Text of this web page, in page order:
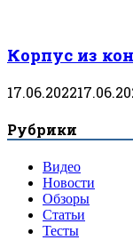
Корпус из
17.06.2022
Рубрики
Видео
Новости
Обзоры
Статьи
Тесты